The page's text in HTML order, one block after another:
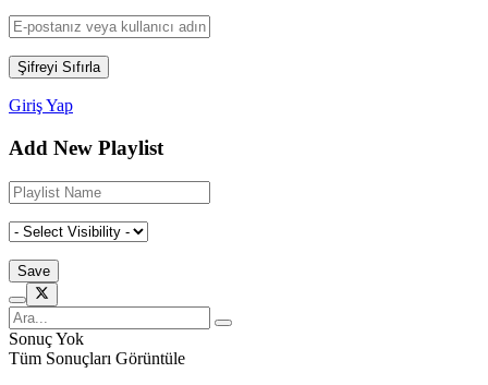
Giriş Yap
Add New Playlist
Sonuç Yok
Tüm Sonuçları Görüntüle